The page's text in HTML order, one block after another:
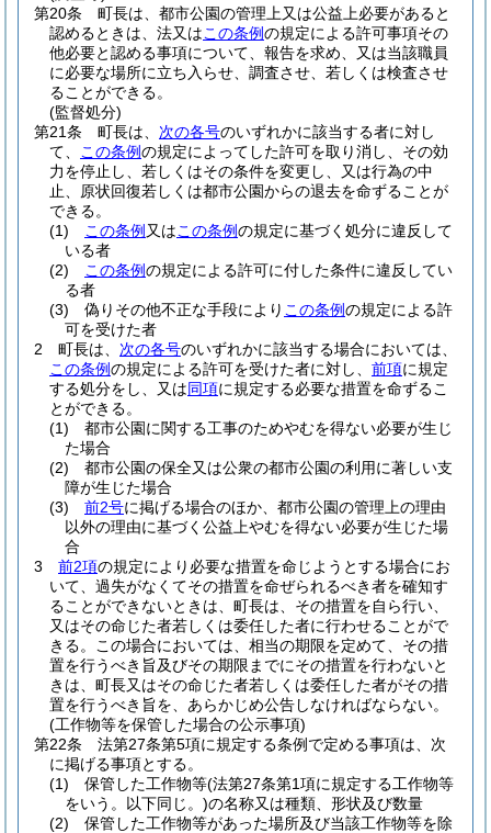
第20条
町長は、都市公園の管理上又は公益上必要があると
認めるときは、法又はこの条例の規定による許可事項その
他必要と認める事項について、報告を求め、又は当該職員
に必要な場所に立ち入らせ、調査させ、若しくは検査させ
ることができる。
(監督処分)
第21条
町長は、 次の各号のいずれかに該当する者に対し
て、
この条例の規定によってした許可を取り消し、その効
力を停止し、若しくはその条件を変更し、又は行為の中
止、原状回復若しくは都市公園からの退去を命ずることが
できる。
(1)
この条例 又はこの条例の規定に基づく処分に違反して
いる者
(2)
この条例の規定による許可に付した条件に違反してい
る者
(3)
偽りその他不正な手段により この条例の規定による許
可を受けた者
2
町長は、 次の各号のいずれかに該当する場合においては、
この条例の規定による許可を受けた者に対し、 前項に規定
する処分をし、又は同項に規定する必要な措置を命ずるこ
とができる。
(1)
都市公園に関する工事のためやむを得ない必要が生じ
た場合
(2)
都市公園の保全又は公衆の都市公園の利用に著しい支
障が生じた場合
(3)
前2号に掲げる場合のほか、都市公園の管理上の理由
以外の理由に基づく公益上やむを得ない必要が生じた場
合
3
前2項の規定により必要な措置を命じようとする場合にお
いて、過失がなくてその措置を命ぜられるべき者を確知す
ることができないときは、町長は、その措置を自ら行い、
又はその命じた者若しくは委任した者に行わせることがで
きる。
この場合においては、相当の期限を定めて、その措
置を行うべき旨及びその期限までにその措置を行わないと
きは、町長又はその命じた者若しくは委任した者がその措
置を行うべき旨を、あらかじめ公告しなければならない。
(工作物等を保管した場合の公示事項)
第22条
法第27条第5項に規定する条例で定める事項は、次
に掲げる事項とする。
(1)
保管した工作物等(法第27条第1項に規定する工作物等
をいう。以下同じ。)の名称又は種類、形状及び数量
(2)
保管した工作物等があった場所及び当該工作物等を除